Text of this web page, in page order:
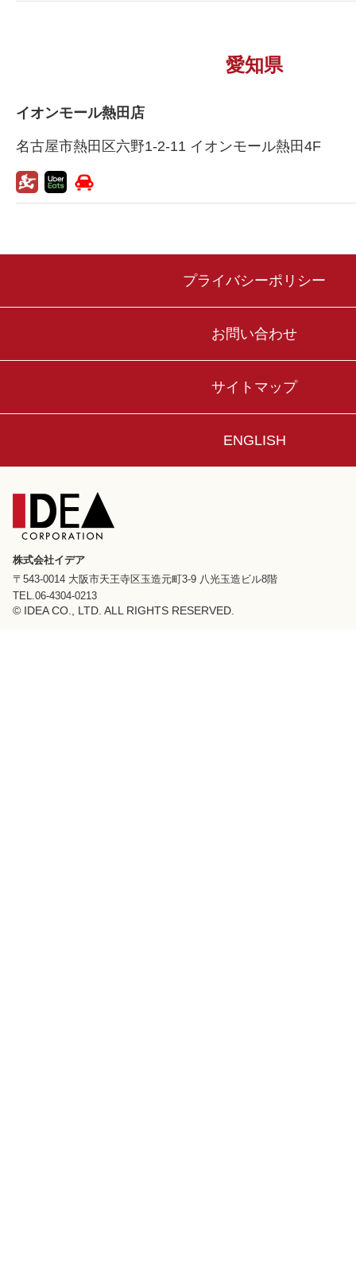
愛知県
イオンモール熱田店
名古屋市熱田区六野1-2-11 イオンモール熱田4F
プライバシーポリシー
お問い合わせ
サイトマップ
ENGLISH
株式会社イデア
〒543-0014 大阪市天王寺区玉造元町3-9 八光玉造ビル8階
TEL.06-4304-0213
© IDEA CO., LTD. ALL RIGHTS RESERVED.